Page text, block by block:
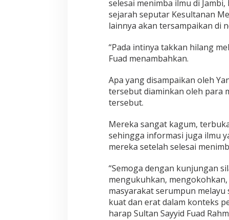
selesai menimba ilmu di
sejarah seputar Kesultanan
lainnya akan tersampaikan di
“Pada intinya takkan hilang
Fuad menambahkan.
Apa yang disampaikan oleh
tersebut diaminkan oleh para
tersebut.
Mereka sangat kagum,
sehingga informasi juga ilmu
mereka setelah selesai
“Semoga dengan kunjungan
mengukuhkan,
masyarakat serumpun
kuat dan erat dalam konteks
harap Sultan Sayyid Fuad